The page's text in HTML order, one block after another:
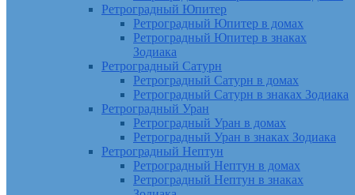
Ретроградный Юпитер
Ретроградный Юпитер в домах
Ретроградный Юпитер в знаках
Зодиака
Ретроградный Сатурн
Ретроградный Сатурн в домах
Ретроградный Сатурн в знаках Зодиака
Ретроградный Уран
Ретроградный Уран в домах
Ретроградный Уран в знаках Зодиака
Ретроградный Нептун
Ретроградный Нептун в домах
Ретроградный Нептун в знаках